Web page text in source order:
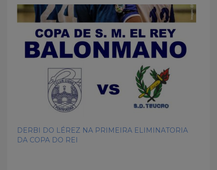
DERBI DO LÉREZ NA PRIMEIRA ELIMINATORIA
DA COPA DO REI